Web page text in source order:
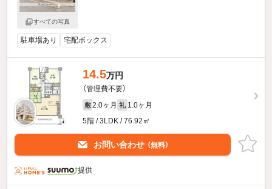
すべての写真
駐車場あり 宅配ボックス
14.5万円
（管理費不要）
敷 2.0ヶ月 礼 1.0ヶ月
5階 / 3LDK / 76.92㎡
お問い合わせ （無料）
提供